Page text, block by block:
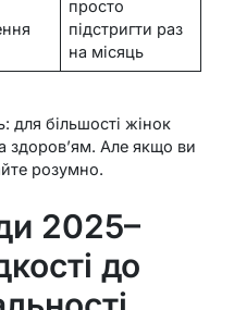
просто
підстригти раз
на місяць
для більшості жінок
здоров’ям. Але якщо ви
розумно.
2025–
до